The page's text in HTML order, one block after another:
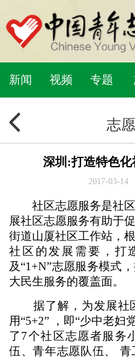
新闻 视频 专题
志
深圳:打造特色
2017-03-14
社区志愿服务是社区
展社区志愿服务有助于
街道山厦社区工作站，
社区的发展需要，打
及“1+N”志愿服务模式
大民生服务的覆盖面。
据了解，为发展社
用“5+2” ，即“少中老妇
了7个社区志愿者服务
伍、青年志愿队伍、